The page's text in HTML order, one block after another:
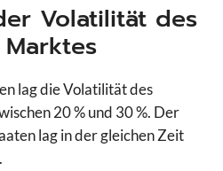
Volatilität des
lag die Volatilität des
20 % und 30 %. Der
lag in der gleichen Zeit